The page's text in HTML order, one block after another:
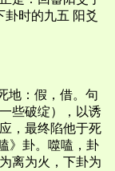
卦时的九五 阳爻
地：假，借。句
些破绽），以诱
，最终陷他于死
》卦。噬嗑，卦
离为火，下卦为